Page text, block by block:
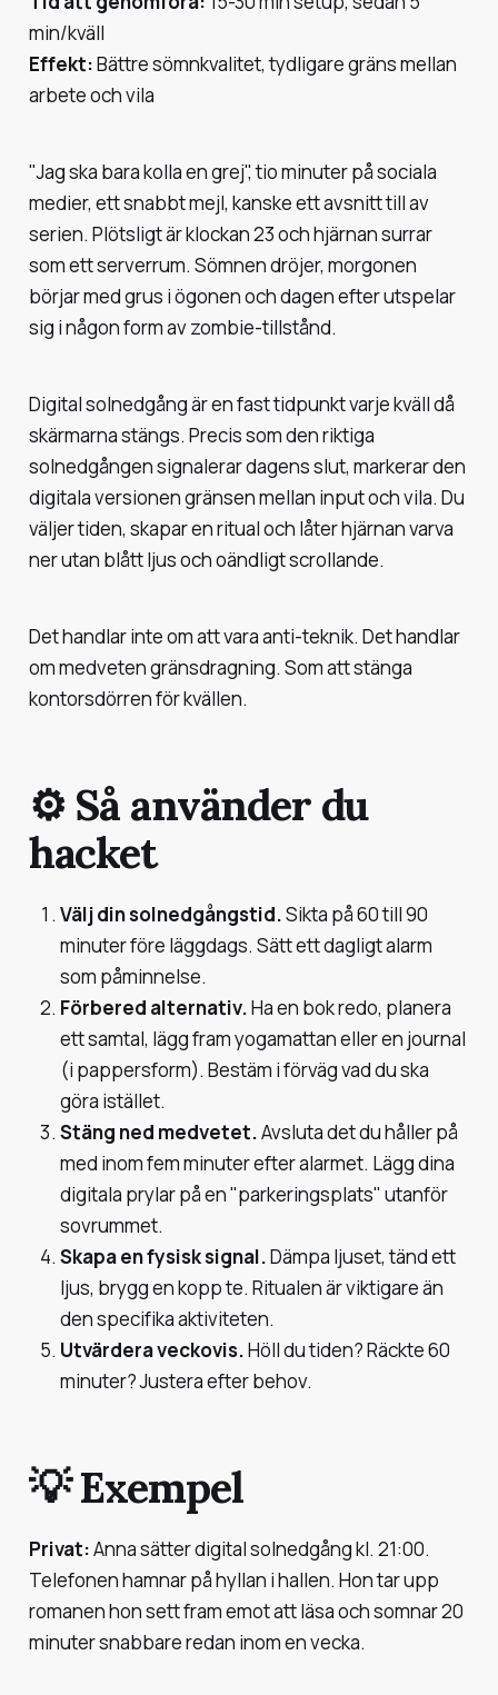
min/kväll
Effekt:Bättre sömnkvalitet, tydligare gräns mellan
arbete och vila
"Jag ska bara kolla en grej", tio minuter på sociala
medier, ett snabbt mejl, kanske ett avsnitt till av
serien. Plötsligt är klockan 23 och hjärnan surrar
som ett serverrum. Sömnen dröjer, morgonen
börjar med grus i ögonen och dagen efter utspelar
sig i någon form av zombie-tillstånd.
Digital solnedgång är en fast tidpunkt varje kväll då
skärmarna stängs. Precis som den riktiga
solnedgången signalerar dagens slut, markerar den
digitala versionen gränsen mellan input och vila. Du
väljer tiden, skapar en ritual och låter hjärnan varva
ner utan blått ljus och oändligt scrollande.
Det handlar inte om att vara anti-teknik. Det handlar
om medveten gränsdragning. Som att stänga
kontorsdörren för kvällen.
⚙️ Så använder du
hacket
Välj din solnedgångstid.Sikta på 60 till 90
minuter före läggdags. Sätt ett dagligt alarm
som påminnelse.
Förbered alternativ.Ha en bok redo, planera
ett samtal, lägg fram yogamattan eller en journal
(i pappersform). Bestäm i förväg vad du ska
göra istället.
Stäng ned medvetet.Avsluta det du håller på
med inom fem minuter efter alarmet. Lägg dina
digitala prylar på en "parkeringsplats" utanför
sovrummet.
Skapa en fysisk signal.Dämpa ljuset, tänd ett
ljus, brygg en kopp te. Ritualen är viktigare än
den specifika aktiviteten.
Utvärdera veckovis.Höll du tiden? Räckte 60
minuter? Justera efter behov.
💡 Exempel
Privat:Anna sätter digital solnedgång kl. 21:00.
Telefonen hamnar på hyllan i hallen. Hon tar upp
romanen hon sett fram emot att läsa och somnar 20
minuter snabbare redan inom en vecka.